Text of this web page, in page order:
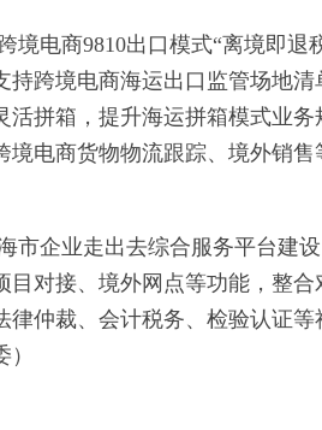
境电商9810出口模式“离境即
持跨境电商海运出口监管场地
拼箱，提升海运拼箱模式业
电商货物物流跟踪、境外销
市企业走出去综合服务平台建
对接、境外网点等功能，整
仲裁、会计税务、检验认证